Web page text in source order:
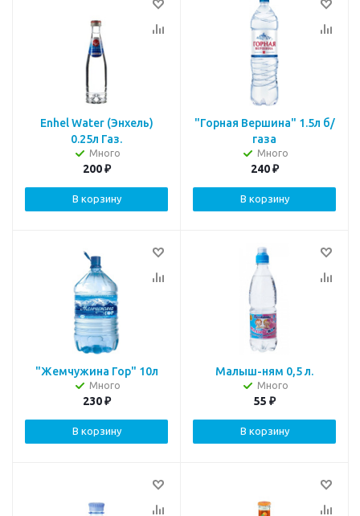
Enhel Water (Энхель)
0.25л Газ.
Много
200₽
В корзину
"Горная Вершина" 1.5л б/
газа
Много
240₽
В корзину
"Жемчужина Гор" 10л
Много
230₽
В корзину
Малыш-ням 0,5 л.
Много
55 ₽
В корзину